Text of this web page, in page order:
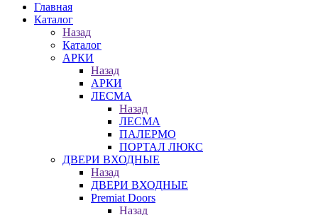
Главная
Каталог
Назад
Каталог
АРКИ
Назад
АРКИ
ЛЕСМА
Назад
ЛЕСМА
ПАЛЕРМО
ПОРТАЛ ЛЮКС
ДВЕРИ ВХОДНЫЕ
Назад
ДВЕРИ ВХОДНЫЕ
Premiat Doors
Назад